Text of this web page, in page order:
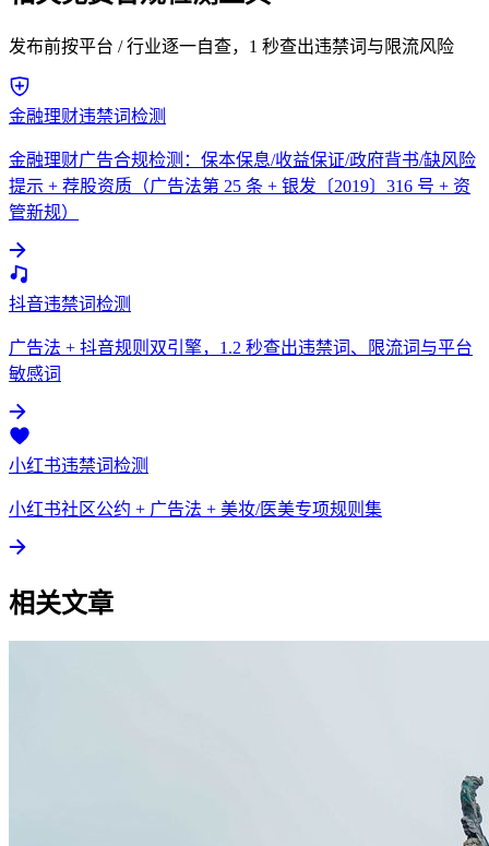
发布前按平台 / 行业逐一自查，1 秒查出违禁词与限流风险
金融理财违禁词检测
金融理财广告合规检测：保本保息/收益保证/政府背书/缺风险
提示 + 荐股资质（广告法第 25 条 + 银发〔2019〕316 号 + 资
管新规）
抖音违禁词检测
广告法 + 抖音规则双引擎，1.2 秒查出违禁词、限流词与平台
敏感词
小红书违禁词检测
小红书社区公约 + 广告法 + 美妆/医美专项规则集
相关文章